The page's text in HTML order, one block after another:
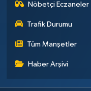
Nöbetçi Eczaneler
Trafik Durumu
Tüm Manşetler
Haber Arşivi